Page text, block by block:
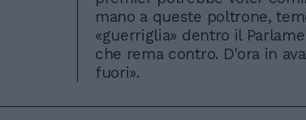
mano a queste poltrone,
«guerriglia» dentro il
che rema contro. D'ora in
fuori».